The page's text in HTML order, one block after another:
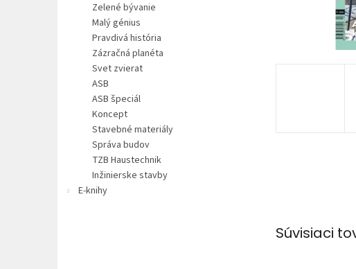
Zelené bývanie
Malý génius
Pravdivá história
Zázračná planéta
Svet zvierat
ASB
ASB špeciál
Koncept
Stavebné materiály
Správa budov
TZB Haustechnik
Inžinierske stavby
E-knihy
Súvisiaci